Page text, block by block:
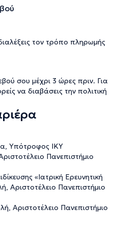
τον τρόπο πληρωμής
σου μέχρι 3 ώρες πριν. Για
να διαβάσεις την πολιτική
Υπότροφος ΙΚΥ
Πανεπιστήμιο
«Ιατρική Ερευνητική
Αριστοτέλειο Πανεπιστήμιο
Αριστοτέλειο Πανεπιστήμιο